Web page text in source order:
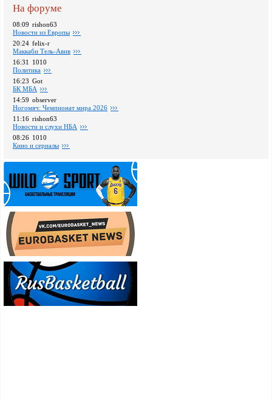
На форуме
08:09 rishon63
Новости из Европы
20:24 felix-r
Маккаби Тель-Авив
16:31
1010
Политика
16:23 Got
БК МБА
14:59 observer
Ногомяч: Чемпионат мира 2026
11:16 rishon63
Новости и слухи НБА
08:26 1010
Кино и сериалы